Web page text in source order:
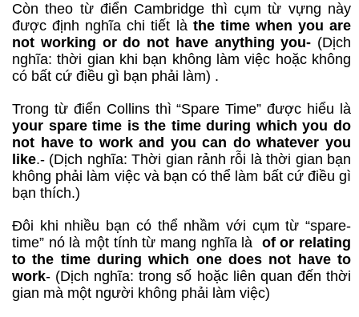
Còn theo từ điển Cambridge thì cụm từ vựng này
được định nghĩa chi tiết là the time when you are
not working or do not have anything you- (Dịch
nghĩa: thời gian khi bạn không làm việc hoặc không
có bất cứ điều gì bạn phải làm) .
Trong từ điển Collins thì “Spare Time” được hiểu là
your spare time is the time during which you do
not have to work and you can do whatever you
like.- (Dịch nghĩa: Thời gian rảnh rỗi là thời gian bạn
không phải làm việc và bạn có thể làm bất cứ điều gì
bạn thích.)
Đôi khi nhiều bạn có thể nhầm với cụm từ “spare-
time” nó là một tính từ mang nghĩa là of or relating
to the time during which one does not have to
work- (Dịch nghĩa: trong số hoặc liên quan đến thời
gian mà một người không phải làm việc)